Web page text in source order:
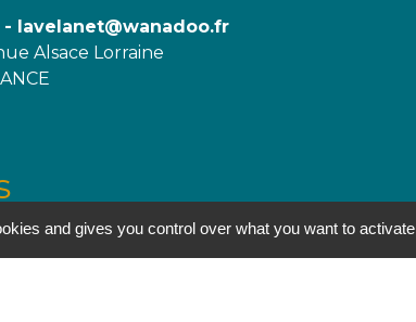
lavelanet@wanadoo.fr
Alsace Lorraine
and gives you control over what you want to activate